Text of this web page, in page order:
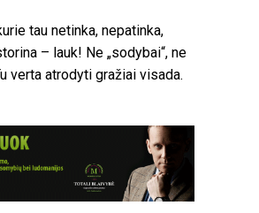
tau netinka, nepatinka,
– lauk! Ne „sodybai“, ne
verta atrodyti gražiai visada.